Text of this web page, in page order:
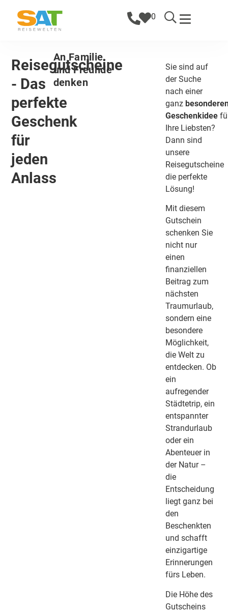
0
Reisegutscheine
- Das
perfekte
Geschenk
für
jeden
Anlass​
An Familie
und Freunde
denken
Sie sind auf
der Suche
nach einer
ganz
Geschenkidee
Ihre Liebsten?
Dann sind
unsere
Reisegutscheine
die perfekte
Lösung!
Mit diesem
Gutschein
schenken Sie
nicht nur
einen
finanziellen
Beitrag zum
nächsten
Traumurlaub,
sondern eine
besondere
Möglichkeit,
die Welt zu
entdecken. Ob
ein
aufregender
Städtetrip, ein
entspannter
Strandurlaub
oder ein
Abenteuer in
der Natur –
die
Entscheidung
liegt ganz bei
den
Beschenkten
und schafft
einzigartige
Erinnerungen
fürs Leben.
Die Höhe des
Gutscheins